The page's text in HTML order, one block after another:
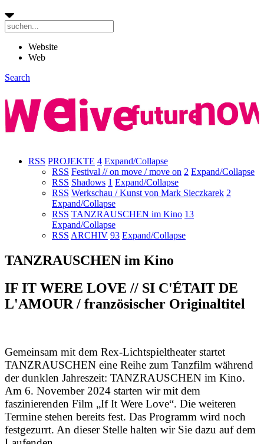
Website
Web
Search
RSS PROJEKTE 4 Expand/Collapse
RSS Festival // on move / move on 2 Expand/Collapse
RSS Shadows 1 Expand/Collapse
RSS Werkschau / Kunst von Mark Sieczkarek 2
Expand/Collapse
RSS TANZRAUSCHEN im Kino 13
Expand/Collapse
RSS ARCHIV 93 Expand/Collapse
TANZRAUSCHEN im Kino
IF IT WERE LOVE // SI C'ÉTAIT DE
L'AMOUR / französischer Originaltitel
Gemeinsam mit dem Rex-Lichtspieltheater startet
TANZRAUSCHEN eine Reihe zum Tanzfilm während
der dunklen Jahreszeit: TANZRAUSCHEN im Kino.
Am 6. November 2024 starten wir mit dem
faszinierenden Film „If It Were Love“. Die weiteren
Termine stehen bereits fest. Das Programm wird noch
festgezurrt. An dieser Stelle halten wir Sie dazu auf dem